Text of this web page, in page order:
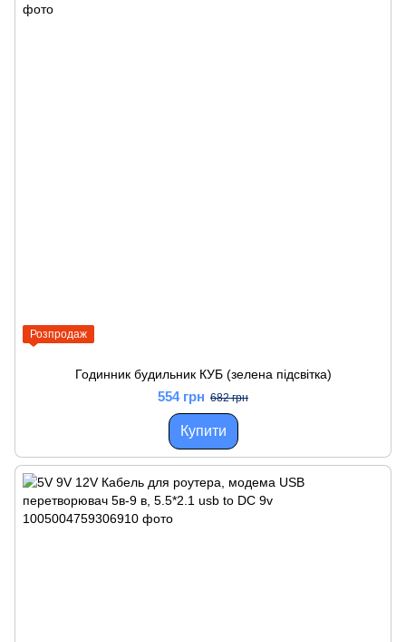
Розпродаж
Годинник будильник КУБ (зелена підсвітка)
554 грн 682 грн
Купити